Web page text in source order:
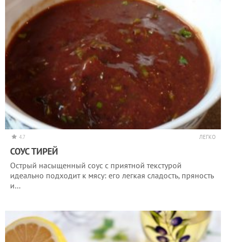
4.7 ЛЕГКО
СОУС ТИРЕЙ
Острый насыщенный соус с приятной текстурой
идеально подходит к мясу: его легкая сладость, пряность
и…